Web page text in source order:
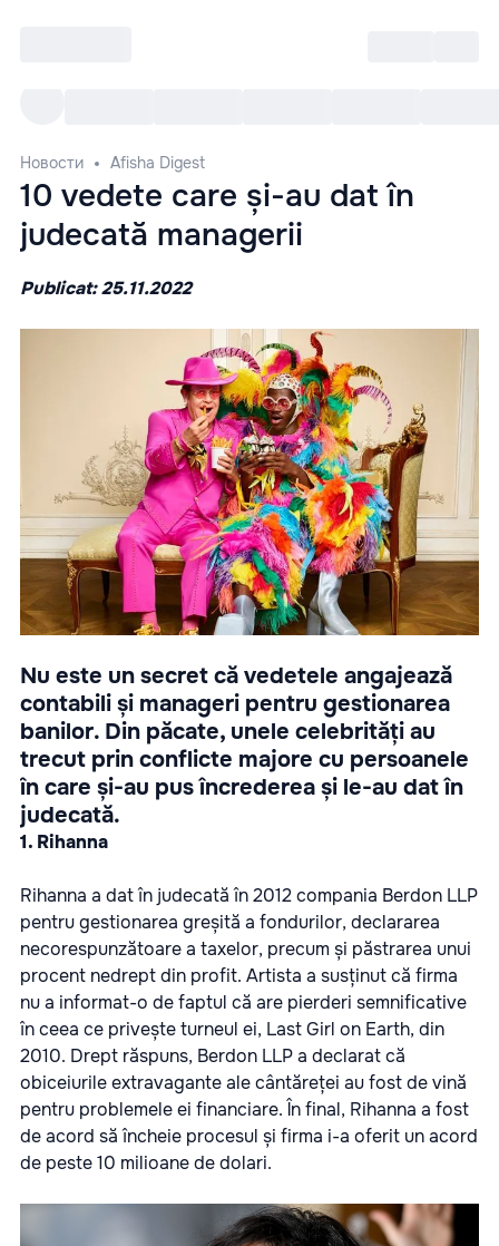
Новости Afisha Digest
10 vedete care și-au dat în
judecată managerii
Publicat: 25.11.2022
Nu este un secret că vedetele angajează
contabili și manageri pentru gestionarea
banilor. Din păcate, unele celebrități au
trecut prin conflicte majore cu persoanele
în care și-au pus încrederea și le-au dat în
judecată.
1. Rihanna
Rihanna a dat în judecată în 2012 compania Berdon LLP
pentru gestionarea greșită a fondurilor, declararea
necorespunzătoare a taxelor, precum și păstrarea unui
procent nedrept din profit. Artista a susținut că firma
nu a informat-o de faptul că are pierderi semnificative
în ceea ce privește turneul ei, Last Girl on Earth, din
2010. Drept răspuns, Berdon LLP a declarat că
obiceiurile extravagante ale cântăreței au fost de vină
pentru problemele ei financiare. În final, Rihanna a fost
de acord să încheie procesul și firma i-a oferit un acord
de peste 10 milioane de dolari.